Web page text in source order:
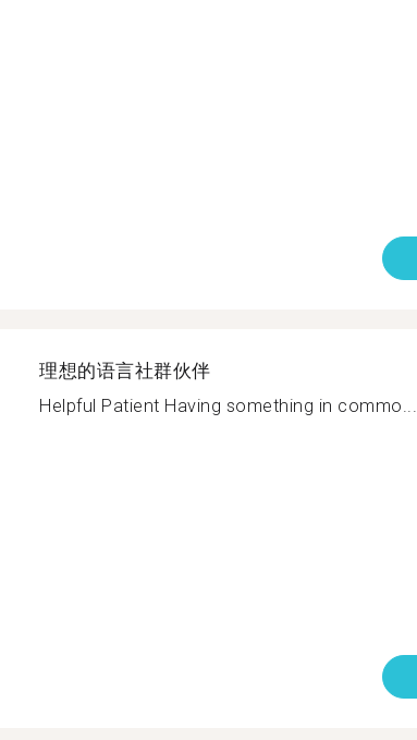
理想的语言社群伙伴
Helpful Patient Having something in commo...